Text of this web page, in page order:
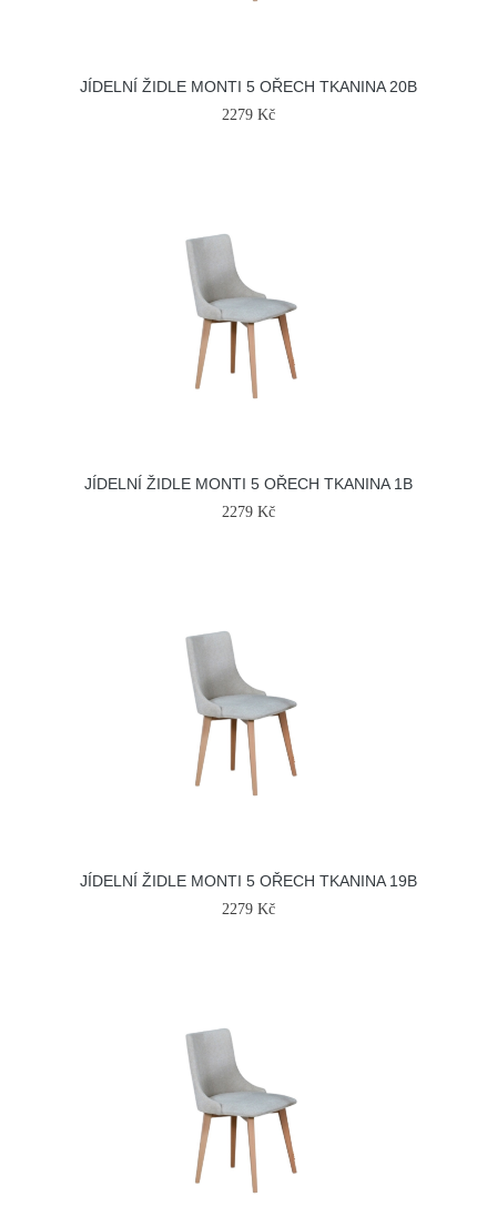
JÍDELNÍ ŽIDLE MONTI 5 OŘECH TKANINA 20B
2279 Kč
JÍDELNÍ ŽIDLE MONTI 5 OŘECH TKANINA 1B
2279 Kč
JÍDELNÍ ŽIDLE MONTI 5 OŘECH TKANINA 19B
2279 Kč